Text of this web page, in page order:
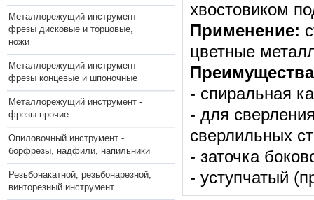
Металлорежущий инструмент -
фрезы дисковые и торцовые,
ножи
Металлорежущий инструмент -
фрезы концевые и шпоночные
Металлорежущий инструмент -
фрезы прочие
Опиловочный инструмент -
борфрезы, надфили, напильники
Резьбонакатной, резьбонарезной,
винторезный инструмент
хвостовиком
Применение:
цветные
- спиральная
- для
сверлильных
- заточка
- уступчатый